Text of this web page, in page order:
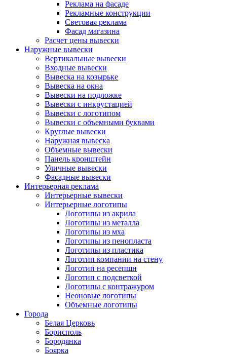
Реклама на фасаде
Рекламные конструкции
Световая реклама
Фасад магазина
Расчет цены вывески
Наружные вывески
Вертикальные вывески
Входные вывески
Вывеска на козырьке
Вывеска на окна
Вывески на подложке
Вывески с инкрустацией
Вывески с логотипом
Вывески с объемными буквами
Круглые вывески
Наружная вывеска
Объемные вывески
Панель кронштейн
Уличные вывески
Фасадные вывески
Интерьерная реклама
Интерьерные вывески
Интерьерные логотипы
Логотипы из акрила
Логотипы из металла
Логотипы из мха
Логотипы из пенопласта
Логотипы из пластика
Логотип компании на стену
Логотип на ресепшн
Логотип с подсветкой
Логотипы с контражуром
Неоновые логотипы
Объемные логотипы
Города
Белая Церковь
Борисполь
Бородянка
Боярка